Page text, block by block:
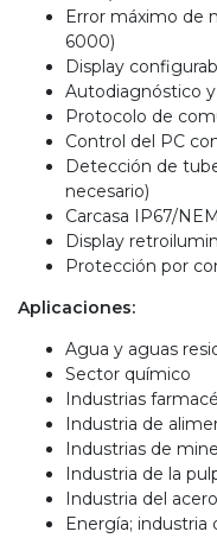
Error máximo de
6000)
Display
Autodiagnóstico
Protocolo de
Control del PC
Detección de
necesario)
Carcasa IP67/
Display
Protección por
Aplicaciones:
Agua y aguas
Sector químico
Industrias
Industria de
Industrias de
Industria de la
Industria del acero
Energía; industria